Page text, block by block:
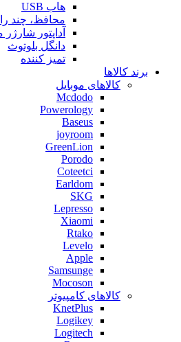
هاب USB
محافظ، چند
آداپتور شارژر
دانگل بلوتوث
تمیز کننده
برند کالاها
کالاهای موبایل
Mcdodo
Powerology
Baseus
joyroom
GreenLion
Porodo
Coteetci
Earldom
SKG
Lepresso
Xiaomi
Rtako
Levelo
Apple
Samsunge
Mocoson
کالاهای کامپیوتر
KnetPlus
Logikey
Logitech